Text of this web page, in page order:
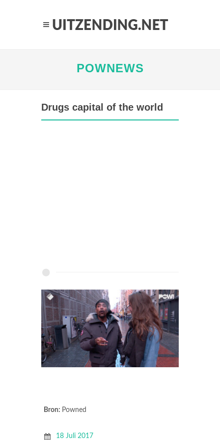
POWNEWS
Drugs capital of the world
Bron: Powned
18 Juli 2017